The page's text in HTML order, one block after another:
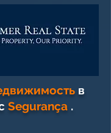
в
Segurança .